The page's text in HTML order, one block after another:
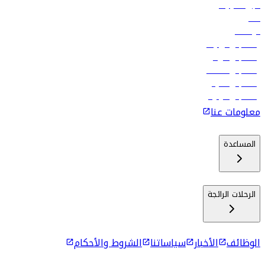
تأجير السيارات
فنادق
الوظائف
رحلات إلى تبيليسي
رحلات إلى الرياض
رحلات إلى مسقط
رحلات إلى ماليه
رحلات إلى كولومبو
معلومات عنا
المساعدة
الرحلات الرائجة
الوظائف الأخبار سياساتنا الشروط والأحكام